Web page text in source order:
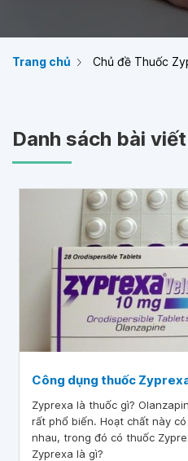
Trang chủ Chủ đề Thuốc
Danh sách bài viết
Công dụng thuốc
Zyprexa là thuốc gì?
rất phổ biến. Hoạt chất này
nhau, trong đó có thuốc
Zyprexa là gì?